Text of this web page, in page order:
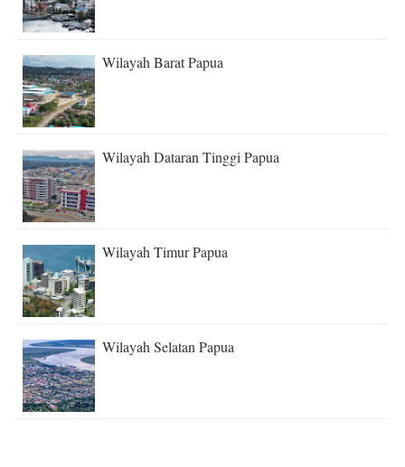
Wilayah Barat Papua
Wilayah Dataran Tinggi Papua
Wilayah Timur Papua
Wilayah Selatan Papua